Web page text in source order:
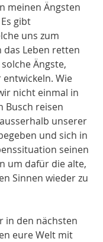
meinen Ängsten
gibt
uns zum
das Leben retten
Ängste,
Wie
nicht einmal in
Busch reisen
unserer
und sich in
seinen
um dafür die alte,
Sinnen wieder zu
in den nächsten
eure Welt mit